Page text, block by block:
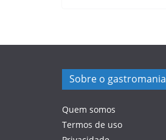
Sobre o gastromania
Quem somos
Termos de uso